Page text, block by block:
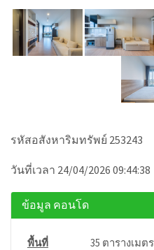
รหัสอสังหาริมทรัพย์ 253243
วันที่เวลา 24/04/2026 09:44:38
ข้อมูล คอนโด
พื้นที่
35 ตารางเมตร